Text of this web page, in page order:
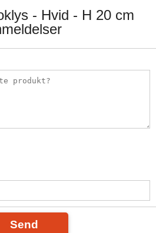
- Hvid - H 20 cm
Send